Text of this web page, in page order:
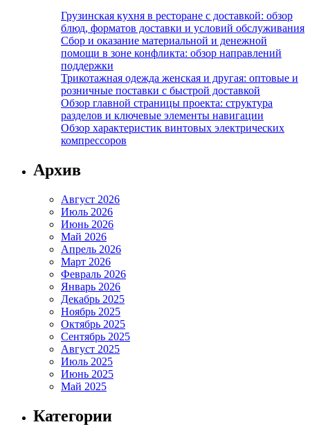
Грузинская кухня в ресторане с доставкой: обзор
блюд, форматов доставки и условий обслуживания
Сбор и оказание материальной и денежной
помощи в зоне конфликта: обзор направлений
поддержки
Трикотажная одежда женская и другая: оптовые и
розничные поставки с быстрой доставкой
Обзор главной страницы проекта: структура
разделов и ключевые элементы навигации
Обзор характеристик винтовых электрических
компрессоров
Архив
Август 2026
Июль 2026
Июнь 2026
Май 2026
Апрель 2026
Март 2026
Февраль 2026
Январь 2026
Декабрь 2025
Ноябрь 2025
Октябрь 2025
Сентябрь 2025
Август 2025
Июль 2025
Июнь 2025
Май 2025
Категории